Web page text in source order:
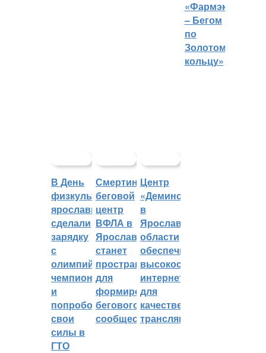
«Фармэко
– Бегом
по
Золотому
кольцу»
В День
физкультурника
ярославцы
сделали
зарядку
с
олимпийским
чемпионом
и
попробовали
свои
силы в
ГТО
Смертин:
беговой
центр
ВФЛА в
Ярославле
станет
пространством
для
формирования
бегового
сообщества
Центр
«Демино»
в
Ярославской
области
обеспечивают
высокоскоростным
интернетом
для
качественных
трансляций